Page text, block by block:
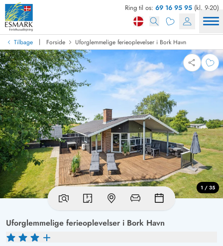
Ring til os: 69 16 95 95 (kl. 9-20)
Tilbage | Forside Uforglemmelige ferieoplevelser i Bork Havn
Uforglemmelige ferieoplevelser i Bork Havn
1 / 35